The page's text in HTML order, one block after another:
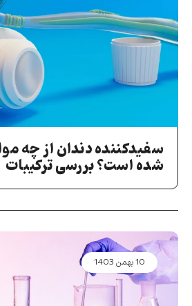
سفیدکننده دندان از چه
شده است؟ بررسی ترکیبات
10 بهمن 1403